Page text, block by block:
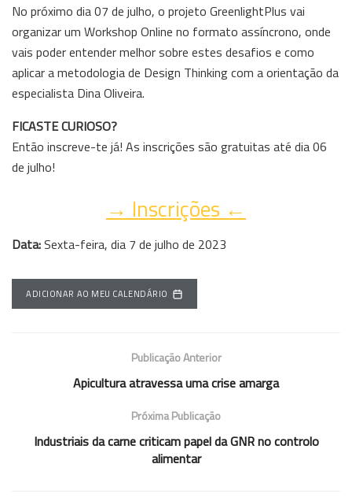
No próximo dia 07 de julho, o projeto GreenlightPlus vai
organizar um Workshop Online no formato assíncrono, onde
vais poder entender melhor sobre estes desafios e como
aplicar a metodologia de Design Thinking com a orientação da
especialista Dina Oliveira.
FICASTE CURIOSO?
Então inscreve-te já! As inscrições são gratuitas até dia 06
de julho!
→ Inscrições ←
Data:Sexta-feira, dia 7 de julho de 2023
ADICIONAR AO MEU CALENDÁRIO
Publicação Anterior
Apicultura atravessa uma crise amarga
Próxima Publicação
Industriais da carne criticam papel da GNR no controlo
alimentar